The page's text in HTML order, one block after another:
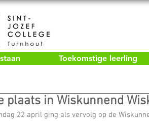
Toekomstige leerling
plaats in Wiskunnend
22 april ging als vervolg op de